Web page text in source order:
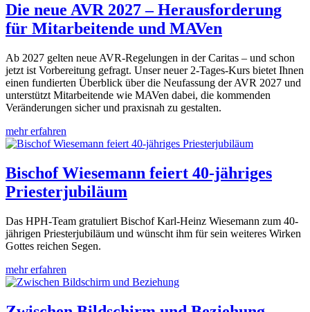
Die neue AVR 2027 – Herausforderung
für Mitarbeitende und MAVen
Ab 2027 gelten neue AVR-Regelungen in der Caritas – und schon
jetzt ist Vorbereitung gefragt. Unser neuer 2-Tages-Kurs bietet Ihnen
einen fundierten Überblick über die Neufassung der AVR 2027 und
unterstützt Mitarbeitende wie MAVen dabei, die kommenden
Veränderungen sicher und praxisnah zu gestalten.
mehr erfahren
Bischof Wiesemann feiert 40-jähriges
Priesterjubiläum
Das HPH-Team gratuliert Bischof Karl-Heinz Wiesemann zum 40-
jährigen Priesterjubiläum und wünscht ihm für sein weiteres Wirken
Gottes reichen Segen.
mehr erfahren